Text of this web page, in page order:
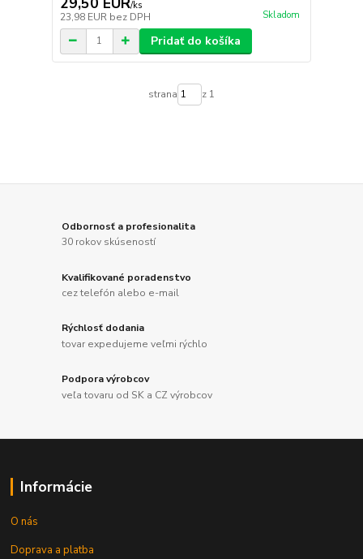
/ks
23,98 EUR bez DPH Skladom
Pridať do košíka
strana z 1
Odbornosť a profesionalita
30 rokov skúseností
Kvalifikované poradenstvo
cez telefón alebo e-mail
Rýchlosť dodania
tovar expedujeme veľmi rýchlo
Podpora výrobcov
veľa tovaru od SK a CZ výrobcov
Informácie
O nás
Doprava a platba